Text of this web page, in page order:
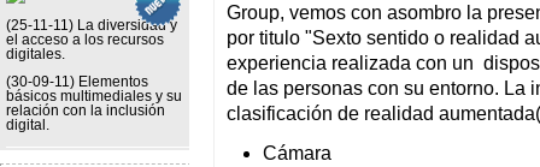
(25-11-11) La diversidad y
el acceso a los recursos
digitales.
(30-09-11) Elementos
básicos multimediales y su
relación con la inclusión
digital.
Group, vemos con asombro la
por titulo "Sexto sentido o realidad
experiencia realizada con un
de las personas con su entorno. La
clasificación de realidad
Cámara